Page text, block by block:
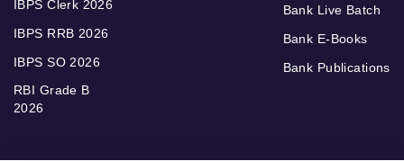
IBPS Clerk 2026
IBPS RRB 2026
IBPS SO 2026
RBI Grade B
2026
Bank Live Batch
Bank E-Books
Bank Publications